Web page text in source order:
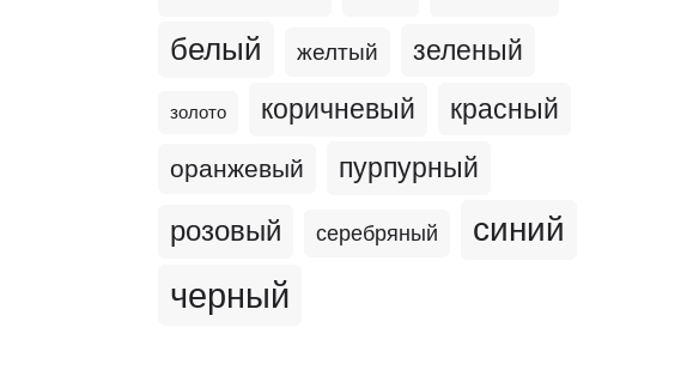
белый желтый зеленый
золото коричневый красный
оранжевый пурпурный
розовый серебряный синий
черный